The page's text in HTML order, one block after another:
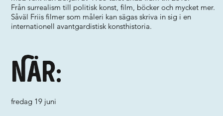
Från surrealism till politisk konst, film, böcker och mycket mer.
Såväl Friis filmer som måleri kan sägas skriva in sig i en
internationell avantgardistisk konsthistoria.
När:
fredag 19 juni